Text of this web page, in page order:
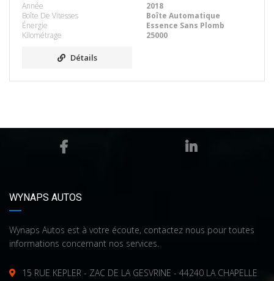
Année
2018
Boîte De Vitesses
Boîte Automatique
Énergie
Essence Sans Plomb
Kilométrage
25000
Détails
WYNAPS AUTOS
Wynaps Autos est à votre écoute, contactez nous pour toutes
informations concernant nos services.
15 RUE KEPLER - ZAC DE LA GESVRINE - 44240 LA CHAPELLE